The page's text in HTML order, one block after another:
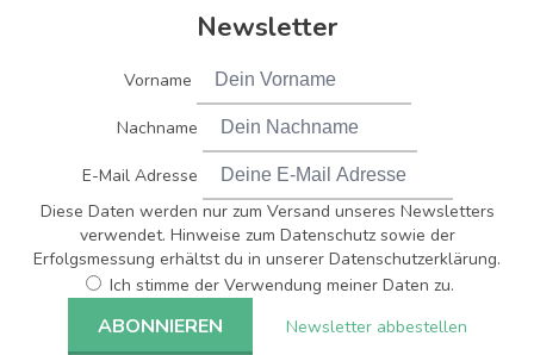
Newsletter
Vorname
Nachname
E-Mail Adresse
Diese Daten werden nur zum Versand unseres Newsletters
verwendet. Hinweise zum Datenschutz sowie der
Erfolgsmessung erhältst du in unserer Datenschutzerklärung.
Ich stimme der Verwendung meiner Daten zu.
Newsletter abbestellen